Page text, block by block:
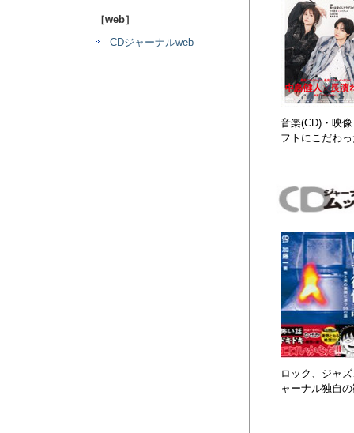
［web］
CDジャーナルweb
音楽(CD)・映
フトにこだわ
ロック、ジャ
ャーナル独自